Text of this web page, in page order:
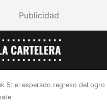
Publicidad
5: el esperado regreso del ogro